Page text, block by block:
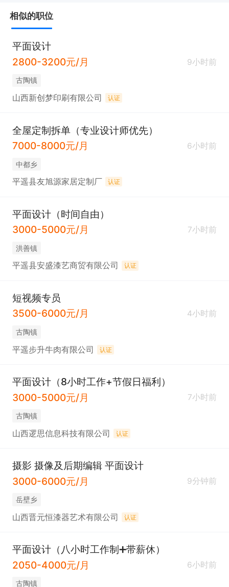
相似的职位
平面设计
2800-3200元/月
9小时前
古陶镇
山西新创梦印刷有限公司 认证
全屋定制拆单（专业设计师优先）
7000-8000元/月
6小时前
中都乡
平遥县友旭源家居定制厂 认证
平面设计（时间自由）
3000-5000元/月
7小时前
洪善镇
平遥县安盛漆艺商贸有限公司 认证
短视频专员
3500-6000元/月
4小时前
古陶镇
平遥步升牛肉有限公司 认证
平面设计（8小时工作+节假日福利）
3000-5000元/月
7小时前
古陶镇
山西逻思信息科技有限公司 认证
摄影 摄像及后期编辑 平面设计
3000-6000元/月
9分钟前
岳壁乡
山西晋元恒漆器艺术有限公司 认证
平面设计（八小时工作制➕带薪休）
2050-4000元/月
6小时前
古陶镇